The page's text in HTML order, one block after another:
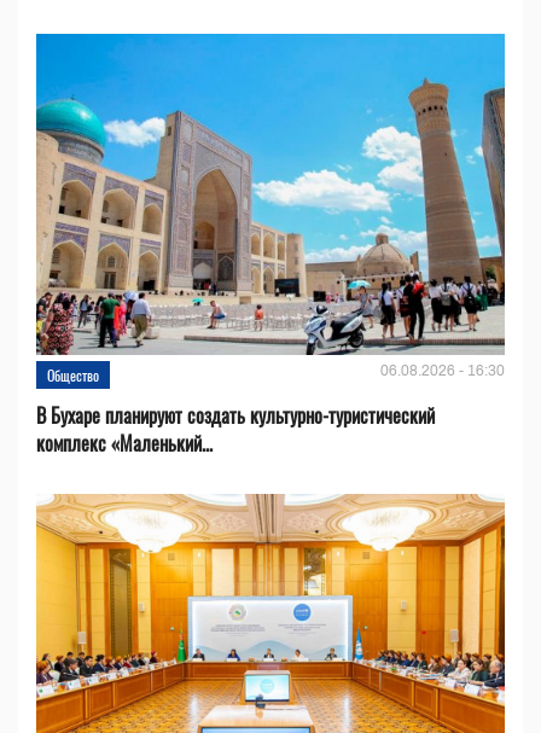
Общество 06.08.2026 - 16:30
В Бухаре планируют создать культурно-туристический
комплекс «Маленький...